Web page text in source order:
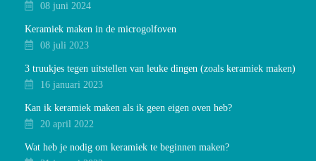
08 juni 2024
Keramiek maken in de microgolfoven
08 juli 2023
3 truukjes tegen uitstellen van leuke dingen (zoals keramiek maken)
16 januari 2023
Kan ik keramiek maken als ik geen eigen oven heb?
20 april 2022
Wat heb je nodig om keramiek te beginnen maken?